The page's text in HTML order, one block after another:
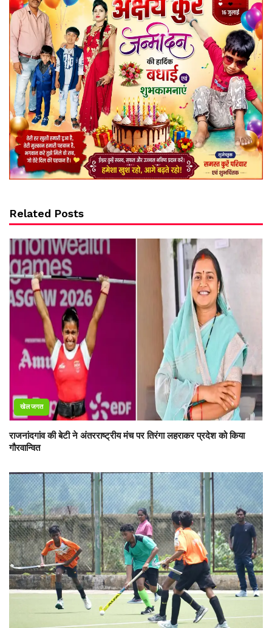
Related Posts
खेल जगत
राजनांदगांव की बेटी ने अंतरराष्ट्रीय मंच पर तिरंगा लहराकर प्रदेश को किया
गौरवान्वित